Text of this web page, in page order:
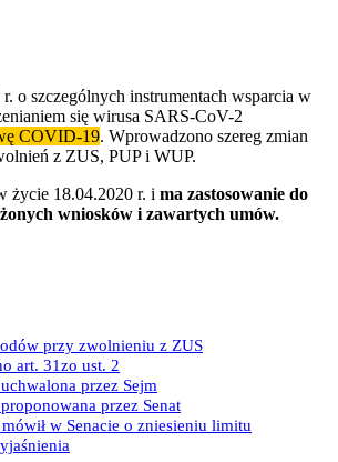
o szczególnych instrumentach wsparcia w
się wirusa SARS-CoV-2
COVID-19. Wprowadzono szereg zmian
z ZUS, PUP i WUP.
życie 18.04.2020 r. i ma zastosowanie do
wniosków i zawartych umów.
przy zwolnieniu z ZUS
art. 31zo ust. 2
przez Sejm
przez Senat
w Senacie o zniesieniu limitu